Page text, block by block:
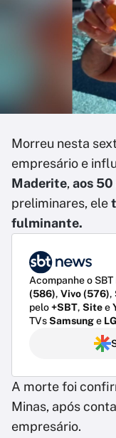
Morreu nesta
empresário e
Maderite, aos 50
preliminares, ele
fulminante.
Acompanhe o
(586), Vivo (576),
pelo+SBT, Sitee
TVsSamsunge LG
A morte foi
Minas, após
empresário.